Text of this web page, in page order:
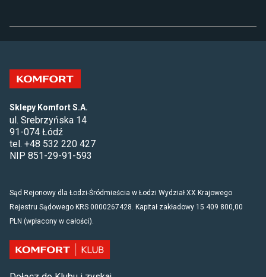
Sklepy Komfort S.A.
ul. Srebrzyńska 14
91-074 Łódź
tel. +48 532 220 427
NIP 851-29-91-593
Sąd Rejonowy dla Łodzi-Śródmieścia w Łodzi Wydział XX Krajowego
Rejestru Sądowego KRS 0000267428. Kapitał zakładowy 15 409 800,00
PLN (wpłacony w całości).